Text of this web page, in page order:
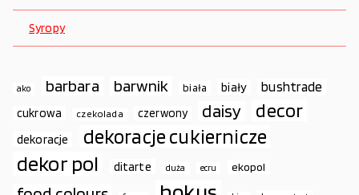
Syropy
ako barbara barwnik biała biały bushtrade
cukrowa czekolada czerwony daisy decor
dekoracje dekoracje cukiernicze
dekor pol ditarte duża ecru ekopol